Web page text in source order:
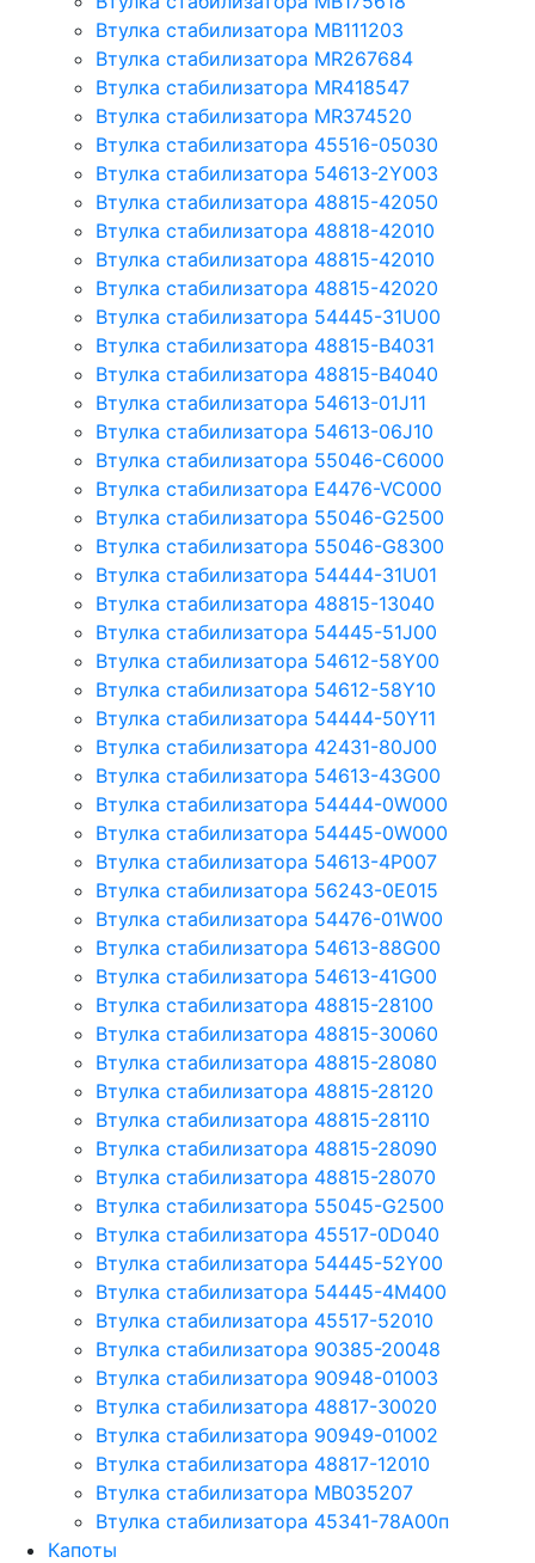
Втулка стабилизатора MB111203
Втулка стабилизатора MR267684
Втулка стабилизатора MR418547
Втулка стабилизатора MR374520
Втулка стабилизатора 45516-05030
Втулка стабилизатора 54613-2Y003
Втулка стабилизатора 48815-42050
Втулка стабилизатора 48818-42010
Втулка стабилизатора 48815-42010
Втулка стабилизатора 48815-42020
Втулка стабилизатора 54445-31U00
Втулка стабилизатора 48815-B4031
Втулка стабилизатора 48815-B4040
Втулка стабилизатора 54613-01J11
Втулка стабилизатора 54613-06J10
Втулка стабилизатора 55046-C6000
Втулка стабилизатора E4476-VC000
Втулка стабилизатора 55046-G2500
Втулка стабилизатора 55046-G8300
Втулка стабилизатора 54444-31U01
Втулка стабилизатора 48815-13040
Втулка стабилизатора 54445-51J00
Втулка стабилизатора 54612-58Y00
Втулка стабилизатора 54612-58Y10
Втулка стабилизатора 54444-50Y11
Втулка стабилизатора 42431-80J00
Втулка стабилизатора 54613-43G00
Втулка стабилизатора 54444-0W000
Втулка стабилизатора 54445-0W000
Втулка стабилизатора 54613-4P007
Втулка стабилизатора 56243-0E015
Втулка стабилизатора 54476-01W00
Втулка стабилизатора 54613-88G00
Втулка стабилизатора 54613-41G00
Втулка стабилизатора 48815-28100
Втулка стабилизатора 48815-30060
Втулка стабилизатора 48815-28080
Втулка стабилизатора 48815-28120
Втулка стабилизатора 48815-28110
Втулка стабилизатора 48815-28090
Втулка стабилизатора 48815-28070
Втулка стабилизатора 55045-G2500
Втулка стабилизатора 45517-0D040
Втулка стабилизатора 54445-52Y00
Втулка стабилизатора 54445-4M400
Втулка стабилизатора 45517-52010
Втулка стабилизатора 90385-20048
Втулка стабилизатора 90948-01003
Втулка стабилизатора 48817-30020
Втулка стабилизатора 90949-01002
Втулка стабилизатора 48817-12010
Втулка стабилизатора MB035207
Втулка стабилизатора 45341-78A00п
Капоты